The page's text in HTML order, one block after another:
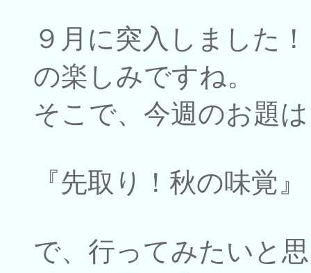
９月に突入しました
の楽しみですね。
そこで、今週のお題は
『先取り！秋の味覚』
で、行ってみたいと